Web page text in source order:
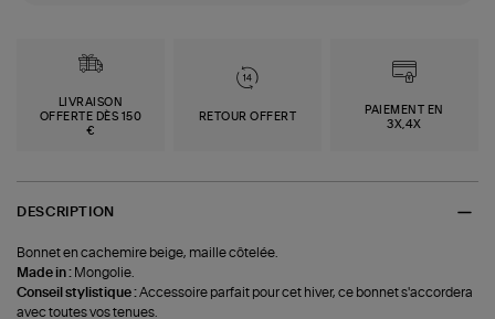
LIVRAISON
OFFERTE DÈS 150
€
RETOUR OFFERT
PAIEMENT EN
3X,4X
DESCRIPTION
Bonnet en cachemire beige, maille côtelée.
Made in : Mongolie.
Conseil stylistique :Accessoire parfait pour cet hiver, ce bonnet s'accordera
avec toutes vos tenues.